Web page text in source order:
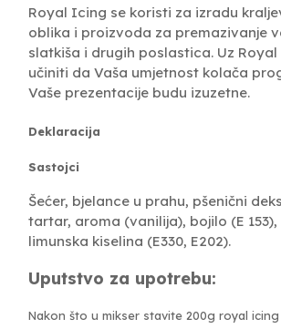
Royal Icing se koristi za izradu
oblika i proizvoda za premazivanje
slatkiša i drugih poslastica. Uz
učiniti da Vaša umjetnost kolača
Vaše prezentacije budu izuzetne.
Deklaracija
Sastojci
Šećer, bjelance u prahu, pšenični
tartar, aroma (vanilija), bojilo (E
limunska kiselina (E330, E202).
Uputstvo za upotrebu:
Nakon što u mikser stavite 200g royal